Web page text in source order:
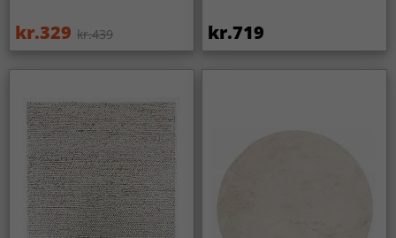
kr.329 kr.439 kr.719